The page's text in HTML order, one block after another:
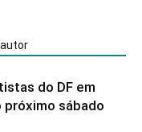
do DF em
sábado